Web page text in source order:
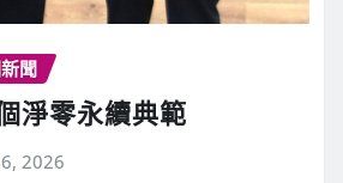
聞
淨零永續典範
2026